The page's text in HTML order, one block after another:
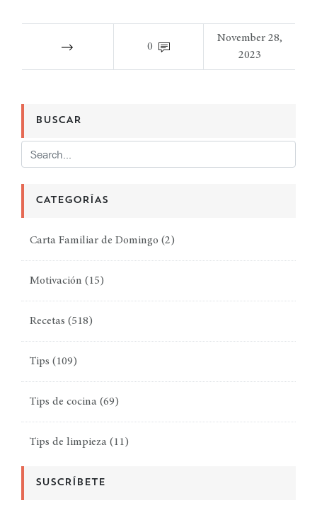
0
November 28,
2023
BUSCAR
CATEGORÍAS
Carta Familiar de Domingo (2)
Motivación (15)
Recetas (518)
Tips (109)
Tips de cocina (69)
Tips de limpieza (11)
SUSCRÍBETE